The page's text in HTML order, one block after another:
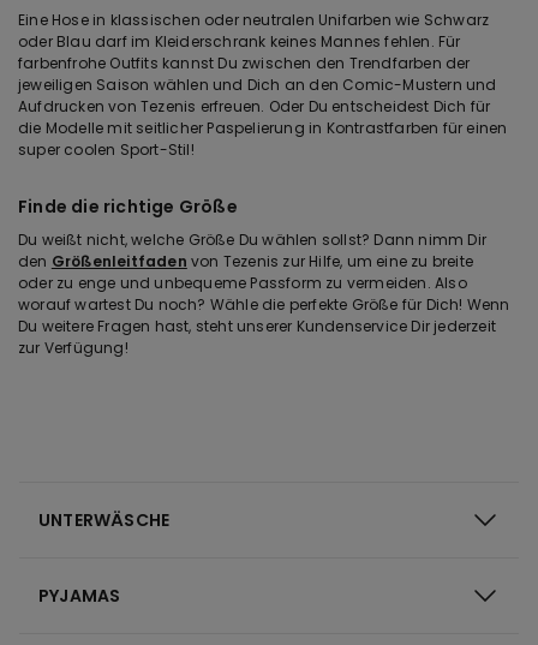
Eine Hose in klassischen oder neutralen Unifarben wie Schwarz
oder Blau darf im Kleiderschrank keines Mannes fehlen. Für
farbenfrohe Outfits kannst Du zwischen den Trendfarben der
jeweiligen Saison wählen und Dich an den Comic-Mustern und
Aufdrucken von Tezenis erfreuen. Oder Du entscheidest Dich für
die Modelle mit seitlicher Paspelierung in Kontrastfarben für einen
super coolen Sport-Stil!
Finde die richtige Größe
Du weißt nicht, welche Größe Du wählen sollst? Dann nimm Dir
den Größenleitfaden von Tezenis zur Hilfe, um eine zu breite
oder zu enge und unbequeme Passform zu vermeiden. Also
worauf wartest Du noch? Wähle die perfekte Größe für Dich! Wenn
Du weitere Fragen hast, steht unserer Kundenservice Dir jederzeit
zur Verfügung!
UNTERWÄSCHE
PYJAMAS